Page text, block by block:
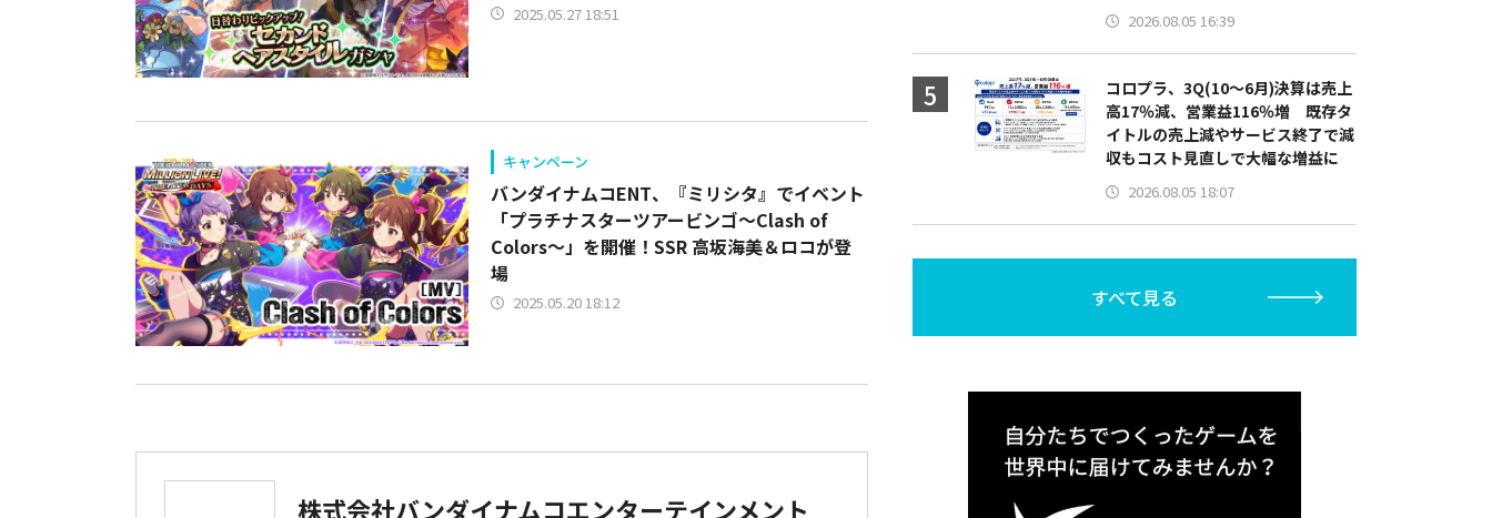
2025.05.27 18:51
キャンペーン
バンダイナムコENT、『ミリシタ』でイベント
「プラチナスターツアービンゴ～Clash of
Colors～」を開催！SSR 高坂海美＆ロコが登
場
2025.05.20 18:12
株式会社バンダイナムコエンターテインメント
2026.08.05 16:39
コロプラ、3Q(10～6月)決算は売上
高17％減、営業益116％増 既存タ
イトルの売上減やサービス終了で減
収もコスト見直しで大幅な増益に
2026.08.05 18:07
すべて見る